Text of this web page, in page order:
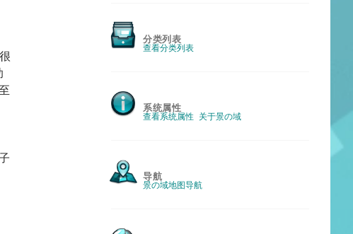
分类列表
查看分类列表
系统属性
查看系统属性 关于景の域
导航
景の域地图导航